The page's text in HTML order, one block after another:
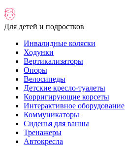
Для детей и подростков
Инвалидные коляски
Ходунки
Вертикализаторы
Опоры
Велосипеды
Детские кресло-туалеты
Корригирующие корсеты
Интерактивное оборудование
Коммуникаторы
Сиденья для ванны
Тренажеры
Автокресла